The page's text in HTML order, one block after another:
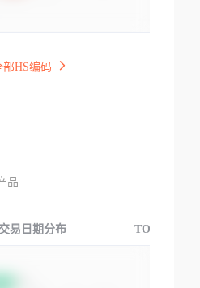
HS编码
品
交易日期分布 TOP3交易国